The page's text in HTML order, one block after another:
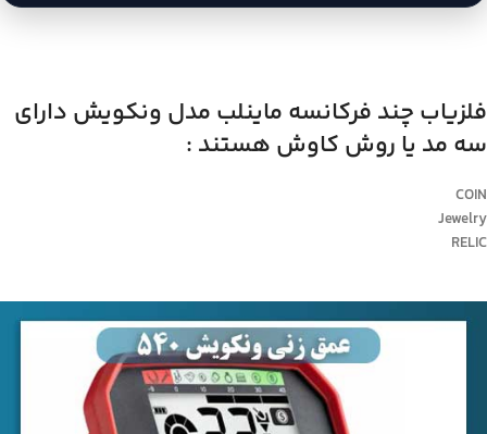
فلزیاب چند فرکانسه ماینلب مدل ونکویش دارای
سه مد یا روش کاوش هستند :
COIN
Jewelry
RELIC